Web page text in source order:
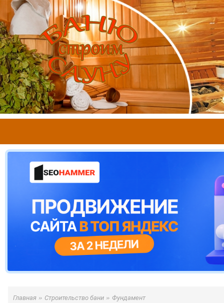
Главная » Строительство бани » Фундамент